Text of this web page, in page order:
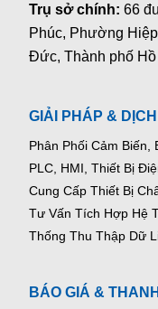
Trụ sở chính:66
Phúc, Phường
Đức, Thành phố
GIẢI PHÁP &
Phân Phối Cảm Biến,
PLC, HMI, Thiết Bị
Cung Cấp Thiết Bị
Tư Vấn Tích Hợp Hệ
Thống Thu Thập Dữ
BÁO GIÁ &